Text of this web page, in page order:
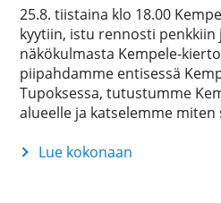
25.8. tiistaina klo 18.00
kyytiin, istu rennosti penkkiin
näkökulmasta Kempele-
piipahdamme entisessä
Tupoksessa, tutustumme
alueelle ja katselemme miten
Lue kokonaan
Kempele-